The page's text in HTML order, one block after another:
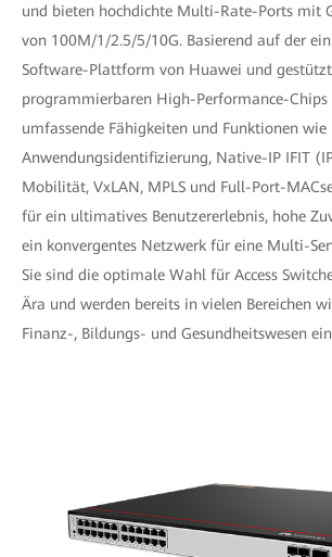
und bieten hochdichte Multi-Rate-Ports mit
von 100M/1/2.5/5/10G. Basierend auf der
Software-Plattform von Huawei und
programmierbaren High-Performance-Chips
umfassende Fähigkeiten und Funktionen wie
Anwendungsidentifizierung, Native-IP IFIT
Mobilität, VxLAN, MPLS und Full-Port-
für ein ultimatives Benutzererlebnis, hohe
ein konvergentes Netzwerk für eine Multi-
Sie sind die optimale Wahl für Access
Ära und werden bereits in vielen Bereichen
Finanz-, Bildungs- und Gesundheitswesen